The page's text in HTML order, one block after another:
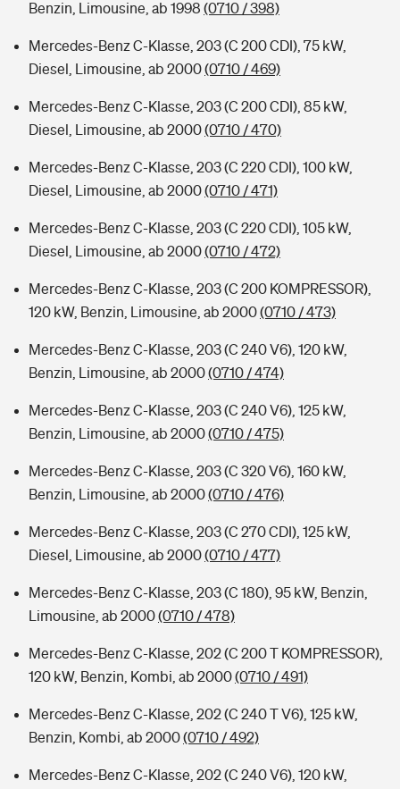
Benzin, Limousine, ab 1998 (0710 / 398)
Mercedes-Benz C-Klasse, 203 (C 200 CDI), 75 kW,
Diesel, Limousine, ab 2000(0710 / 469)
Mercedes-Benz C-Klasse, 203 (C 200 CDI), 85 kW,
Diesel, Limousine, ab 2000(0710 / 470)
Mercedes-Benz C-Klasse, 203 (C 220 CDI), 100 kW,
Diesel, Limousine, ab 2000(0710 / 471)
Mercedes-Benz C-Klasse, 203 (C 220 CDI), 105 kW,
Diesel, Limousine, ab 2000(0710 / 472)
Mercedes-Benz C-Klasse, 203 (C 200 KOMPRESSOR),
120 kW, Benzin, Limousine, ab 2000(0710 / 473)
Mercedes-Benz C-Klasse, 203 (C 240 V6), 120 kW,
Benzin, Limousine, ab 2000(0710 / 474)
Mercedes-Benz C-Klasse, 203 (C 240 V6), 125 kW,
Benzin, Limousine, ab 2000(0710 / 475)
Mercedes-Benz C-Klasse, 203 (C 320 V6), 160 kW,
Benzin, Limousine, ab 2000(0710 / 476)
Mercedes-Benz C-Klasse, 203 (C 270 CDI), 125 kW,
Diesel, Limousine, ab 2000(0710 / 477)
Mercedes-Benz C-Klasse, 203 (C 180), 95 kW, Benzin,
Limousine, ab 2000(0710 / 478)
Mercedes-Benz C-Klasse, 202 (C 200 T KOMPRESSOR),
120 kW, Benzin, Kombi, ab 2000(0710 / 491)
Mercedes-Benz C-Klasse, 202 (C 240 T V6), 125 kW,
Benzin, Kombi, ab 2000(0710 / 492)
Mercedes-Benz C-Klasse, 202 (C 240 V6), 120 kW,